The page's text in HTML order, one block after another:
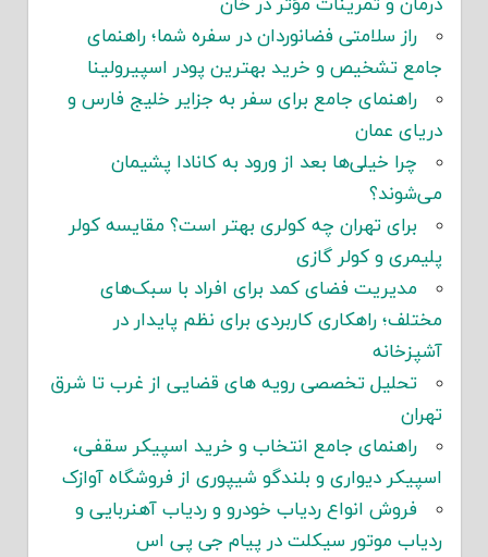
درمان و تمرینات مؤثر در خان
راز سلامتی فضانوردان در سفره شما؛ راهنمای
جامع تشخیص و خرید بهترین پودر اسپیرولینا
راهنمای جامع برای سفر به جزایر خلیج فارس و
دریای عمان
چرا خیلی‌ها بعد از ورود به کانادا پشیمان
می‌شوند؟
برای تهران چه کولری بهتر است؟ مقایسه کولر
پلیمری و کولر گازی
مدیریت فضای کمد برای افراد با سبک‌های
مختلف؛ راهکاری کاربردی برای نظم پایدار در
آشپزخانه
تحلیل تخصصی رویه های قضایی از غرب تا شرق
تهران
راهنمای جامع انتخاب و خرید اسپیکر سقفی،
اسپیکر دیواری و بلندگو شیپوری از فروشگاه آوازک
فروش انواع ردیاب خودرو و ردیاب آهنربایی و
ردیاب موتور سیکلت در پیام جی پی اس